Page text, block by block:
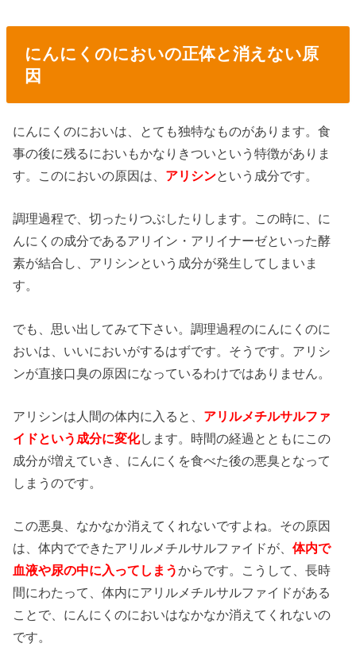
にんにくのにおいの正体と消えない原
因
にんにくのにおいは、とても独特なものがあります。食
事の後に残るにおいもかなりきついという特徴がありま
す。このにおいの原因は、 アリシンという成分です。
調理過程で、切ったりつぶしたりします。この時に、に
んにくの成分であるアリイン・アリイナーゼといった酵
素が結合し、アリシンという成分が発生してしまいま
す。
でも、思い出してみて下さい。調理過程のにんにくのに
おいは、いいにおいがするはずです。そうです。アリシ
ンが直接口臭の原因になっているわけではありません。
アリシンは人間の体内に入ると、 アリルメチルサルファ
イドという成分に変化します。時間の経過とともにこの
成分が増えていき、にんにくを食べた後の悪臭となって
しまうのです。
この悪臭、なかなか消えてくれないですよね。その原因
は、体内でできたアリルメチルサルファイドが、体内で
血液や尿の中に入ってしまうからです。こうして、長時
間にわたって、体内にアリルメチルサルファイドがある
ことで、にんにくのにおいはなかなか消えてくれないの
です。